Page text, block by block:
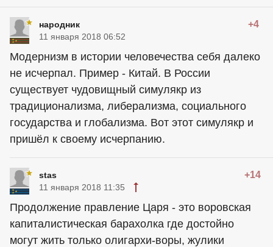
народник +4
11 января 2018 06:52
Модернизм в истории человечества себя далеко
не исчерпал. Пример - Китай. В России
существует чудовищный симулякр из
традиционализма, либерализма, социального
государства и глобализма. Вот этот симулякр и
пришёл к своему исчерпанию.
stas +14
11 января 2018 11:35
Продолжение правление Царя - это воровская
капиталистическая барахолка где достойно
могут жить только олигархи-воры, жулики